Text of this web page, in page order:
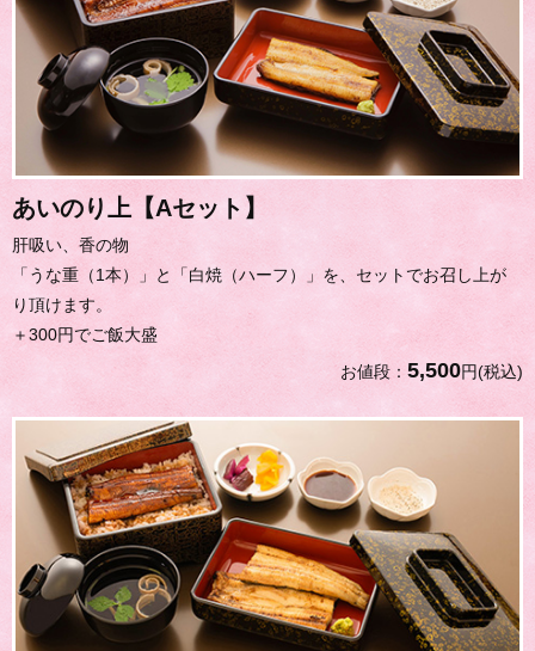
あいのり上【Aセット】
肝吸い、香の物
「うな重（1本）」と「白焼（ハーフ）」を、セットでお召し上が
り頂けます。
＋300円でご飯大盛
お値段： 5,500円(税込)